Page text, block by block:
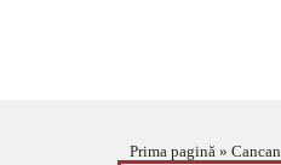
Prima pagină » Cancan